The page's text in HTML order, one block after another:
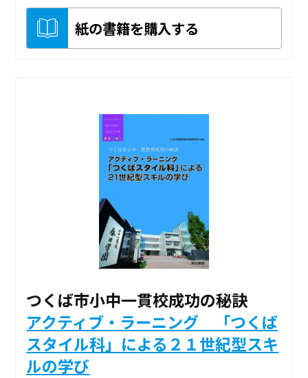
紙の書籍を購入する
つくば市小中一貫校成功の秘訣
アクティブ・ラーニング 「つくば
スタイル科」による２１世紀型スキ
ルの学び